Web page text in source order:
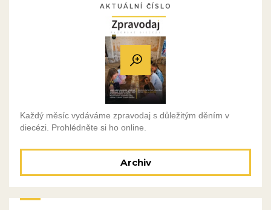
AKTUÁLNÍ ČÍSLO
Každý měsíc vydáváme zpravodaj s důležitým děním v
diecézi. Prohlédněte si ho online.
Archiv